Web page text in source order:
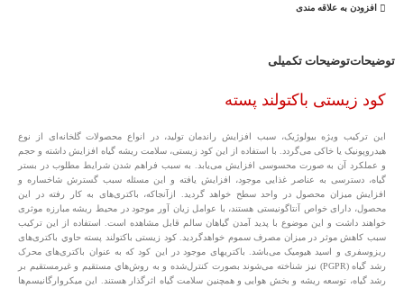
افزودن به علاقه مندی
توضیحاتتوضیحات تکمیلی
کود زیستی باکتولند پسته
این ترکیب ویژه بیولوژیک، سبب افزایش راندمان تولید، در انواع محصولات گلخانه‌ای از نوع
هیدروپونیک یا خاکی می‌گردد. با استفاده از این کود زیستی، سلامت ریشه گیاه افزایش داشته و حجم
و عملکرد آن به صورت محسوسی افزایش می‌یابد. به سبب فراهم شدن شرایط مطلوب در بستر
گیاه، دسترسی به عناصر غذایی موجود، افزایش یافته و این مسئله سبب گسترش شاخساره و
افزایش میزان محصول در واحد سطح خواهد گردید. ازآنجاکه، باکتری‌های به کار رفته در این
محصول، دارای خواص آنتاگونیستی هستند، با عوامل زیان آور موجود در محیط ریشه مبارزه موثری
خواهند داشت و این موضوع با پدید آمدن گیاهان سالم قابل مشاهده است. استفاده از این ترکیب
سبب کاهش موثر در میزان مصرف سموم خواهدگردید. کود زیستی باکتولند پسته حاوي باکتری‌های
ریزوسفری و اسید هیومیک می‌باشد. باکتریهای موجود در این کود که به عنوان باکتری‌های محرک
رشد گیاه (PGPR) نيز شناخته می‌شوند بصورت کنترل‌شده و به روش‌هاي مستقیم و غیرمستقیم بر
رشد گیاه، توسعه ریشه و بخش هوایی و همچنین سلامت گیاه اثرگذار هستند. این ميكروارگانيسم‌ها